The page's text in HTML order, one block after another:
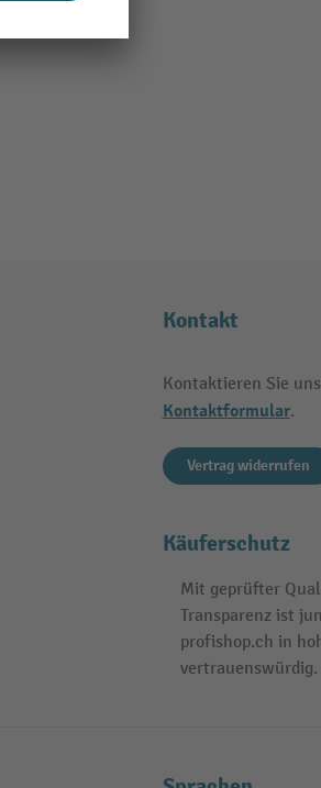
Kontakt
Kontaktieren Sie
Kontaktformular.
Vertrag widerrufen
Käuferschutz
Mit geprüfter
Transparenz ist
profishop.ch in
vertrauenswürdig.